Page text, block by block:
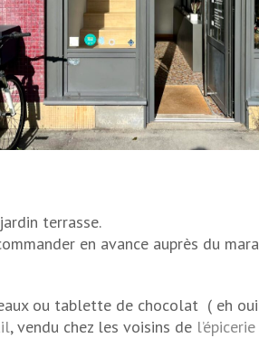
terrasse.
en avance auprès du
ou tablette de chocolat ( eh oui
, vendu chez les voisins de